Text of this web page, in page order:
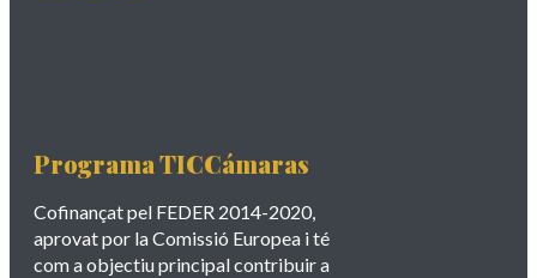
Programa TICCámaras
Cofinançat pel FEDER 2014-2020,
aprovat por la Comissió Europea i té
com a objectiu principal contribuir a